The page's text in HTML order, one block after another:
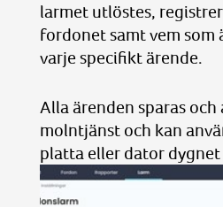
larmet utlöstes,
fordonet samt vem som
varje specifikt ärende.
Alla ärenden sparas och
molntjänst och kan
platta eller dator